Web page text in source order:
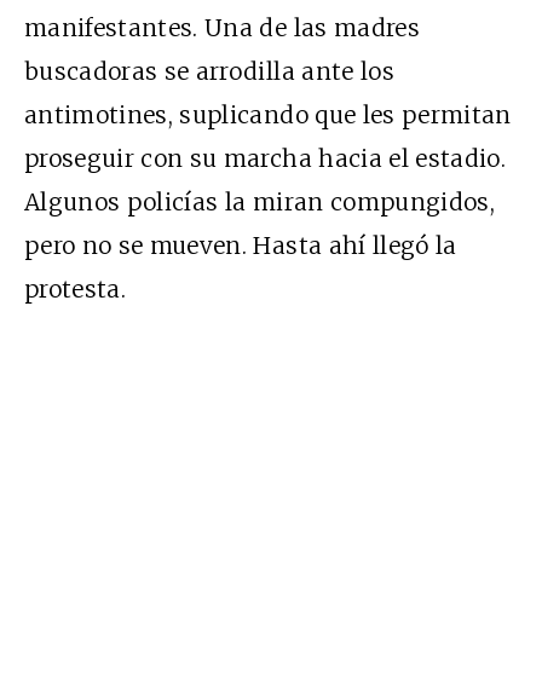
manifestantes. Una de las madres
buscadoras se arrodilla ante los
antimotines, suplicando que les permitan
proseguir con su marcha hacia el estadio.
Algunos policías la miran compungidos,
pero no se mueven. Hasta ahí llegó la
protesta.